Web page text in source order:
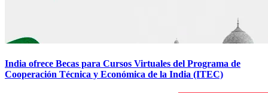
India ofrece Becas para Cursos Virtuales del Programa de
Cooperación Técnica y Económica de la India (ITEC)